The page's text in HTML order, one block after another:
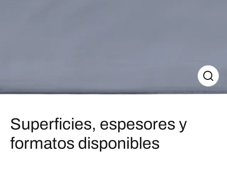
Superficies, espesores y
formatos disponibles